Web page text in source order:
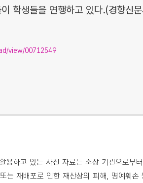
학생들을 연행하고 있다.(경향신문
view/00712549
용하고 있는 사진 자료는 소장 기관으로부
는 재배포로 인한 재산상의 피해, 명예훼